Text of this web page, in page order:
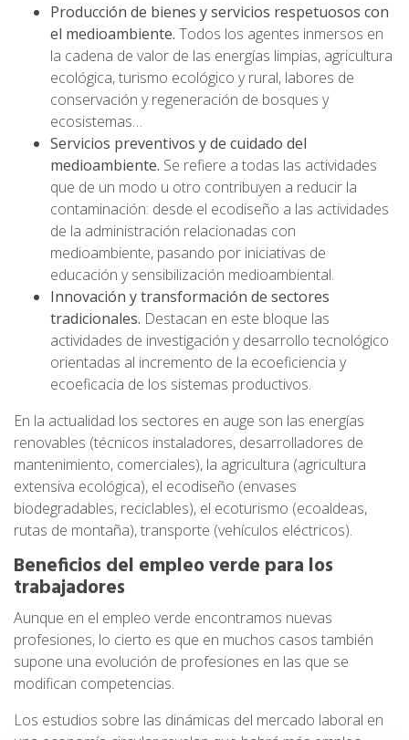
Producción de bienes y servicios respetuosos con
el medioambiente. Todos los agentes inmersos en
la cadena de valor de las energías limpias, agricultura
ecológica, turismo ecológico y rural, labores de
conservación y regeneración de bosques y
ecosistemas…
Servicios preventivos y de cuidado del
medioambiente. Se refiere a todas las actividades
que de un modo u otro contribuyen a reducir la
contaminación: desde el ecodiseño a las actividades
de la administración relacionadas con
medioambiente, pasando por iniciativas de
educación y sensibilización medioambiental.
Innovación y transformación de sectores
tradicionales. Destacan en este bloque las
actividades de investigación y desarrollo tecnológico
orientadas al incremento de la ecoeficiencia y
ecoeficacia de los sistemas productivos.
En la actualidad los sectores en auge son las energías
renovables (técnicos instaladores, desarrolladores de
mantenimiento, comerciales), la agricultura (agricultura
extensiva ecológica), el ecodiseño (envases
biodegradables, reciclables), el ecoturismo (ecoaldeas,
rutas de montaña), transporte (vehículos eléctricos).
Beneficios del empleo verde para los
trabajadores
Aunque en el empleo verde encontramos nuevas
profesiones, lo cierto es que en muchos casos también
supone una evolución de profesiones en las que se
modifican competencias.
Los estudios sobre las dinámicas del mercado laboral en